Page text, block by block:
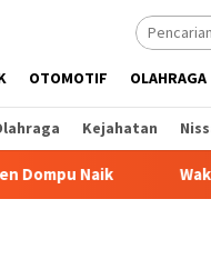
OTOMOTIF OLAHRAGA
Kejahatan
Wakil Bupati Bima dr. H.